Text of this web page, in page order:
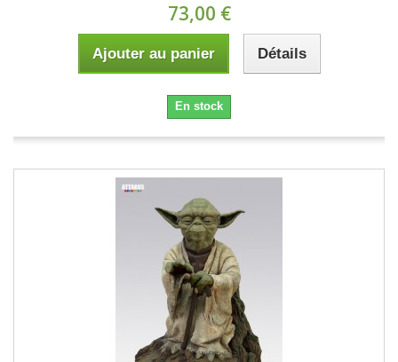
73,00 €
Ajouter au panier Détails
En stock